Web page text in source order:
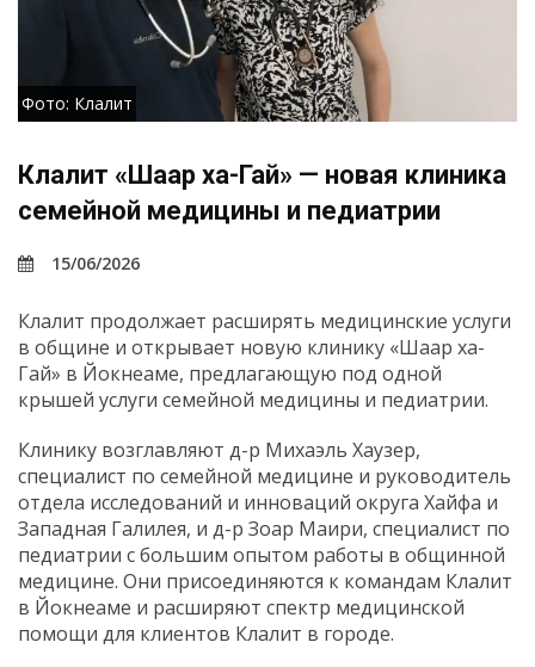
Фото: Клалит
Клалит «Шаар ха-Гай» — новая клиника
семейной медицины и педиатрии
15/06/2026
Клалит продолжает расширять медицинские услуги
в общине и открывает новую клинику «Шаар ха-
Гай» в Йокнеаме, предлагающую под одной
крышей услуги семейной медицины и педиатрии.
Клинику возглавляют д-р Михаэль Хаузер,
специалист по семейной медицине и руководитель
отдела исследований и инноваций округа Хайфа и
Западная Галилея, и д-р Зоар Маири, специалист по
педиатрии с большим опытом работы в общинной
медицине. Они присоединяются к командам Клалит
в Йокнеаме и расширяют спектр медицинской
помощи для клиентов Клалит в городе.